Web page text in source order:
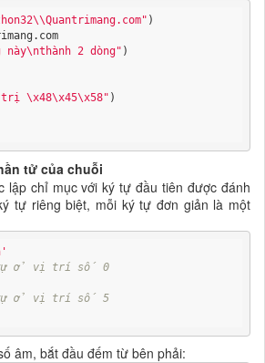
)
C:\Python32\Quantrimang.com
này\nthành 2 dòng" )
\x48\x45\x58" )
tử của chuỗi
lập chỉ mục với ký tự đầu tiên được đánh
tự riêng biệt, mỗi ký tự đơn giản là một
ở vị trí số 0
ở vị trí số 5
âm, bắt đầu đếm từ bên phải: